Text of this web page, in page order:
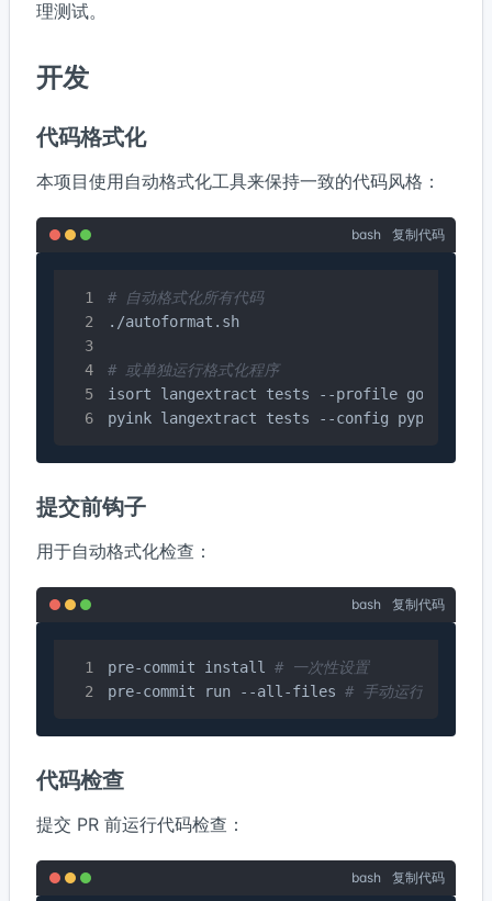
理测试。
开发
代码格式化
本项目使用自动格式化工具来保持一致的代码风格：
bash 复制代码
# 自动格式化所有代码
./autoformat.sh
# 或单独运行格式化程序
isort langextract tests --profile google --
pyink langextract tests --config
提交前钩子
用于自动格式化检查：
bash 复制代码
pre-commit install # 一次性设置
pre-commit run --all-files # 手动运行
代码检查
提交 PR 前运行代码检查：
bash 复制代码